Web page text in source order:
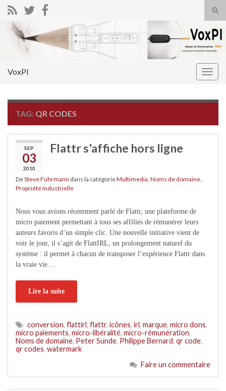
Search for:
VoxPI
TAG: QR CODES
SEP
03
2010
Flattr s'affiche hors ligne
DeSteve Fuhrmann dans la catégorieMultimedia Noms de domaine
Propriété Industrielle
Nous vous avions récemment parlé de Flattr, une plateforme de
micro paiement permettant à tous ses affiliés de rémunérer leurs
auteurs favoris d’un simple clic. Une nouvelle initiative vient de
voir le jour, il s’agit de FlattIRL, un prolongement naturel du
système : il permet à chacun de transposer l’expérience Flattr dans
la vraie vie …
Lire la suite
conversion, flattirl, flattr, icônes, irl, marque, micro dons,
micro paiements, micro-libéralité, micro-rémunération,
Noms de domaine, Peter Sunde, Philippe Bernard, qr code,
qr codes, watermark
Faire un commentaire